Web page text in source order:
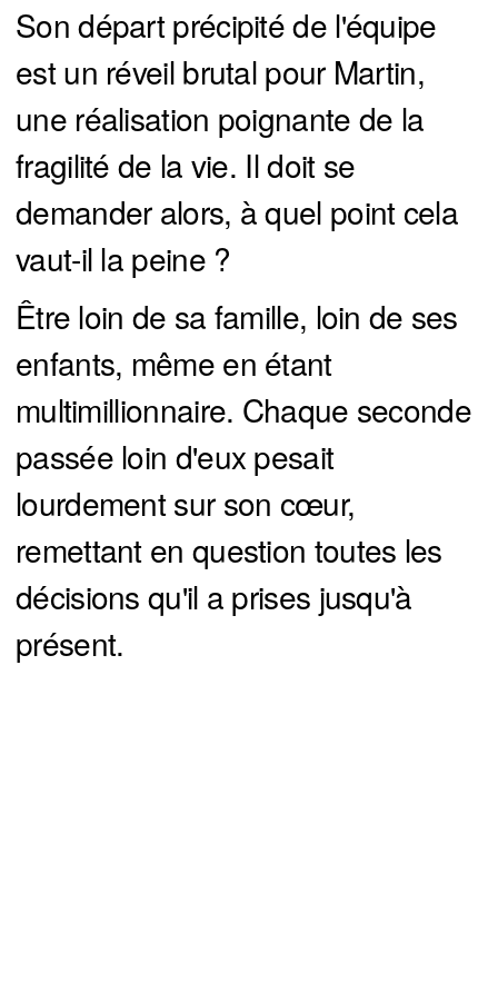
Son départ précipité de l'équipe
est un réveil brutal pour Martin,
une réalisation poignante de la
fragilité de la vie. Il doit se
demander alors, à quel point cela
vaut-il la peine ?
Être loin de sa famille, loin de ses
enfants, même en étant
multimillionnaire. Chaque seconde
passée loin d'eux pesait
lourdement sur son cœur,
remettant en question toutes les
décisions qu'il a prises jusqu'à
présent.